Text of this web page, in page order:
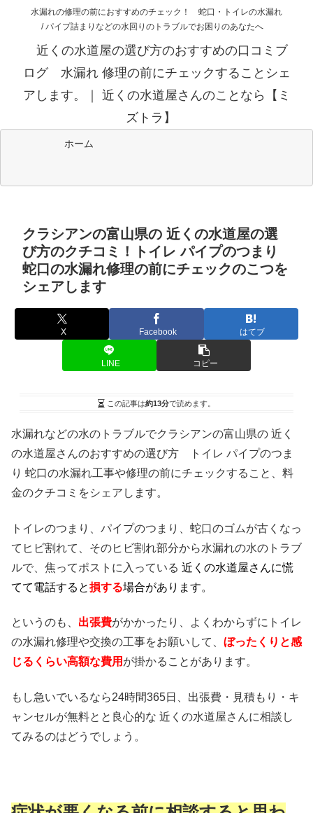
水漏れの修理の前におすすめのチェック！ 蛇口・トイレの水漏れ
/ パイプ詰まりなどの水回りのトラブルでお困りのあなたへ
近くの水道屋の選び方のおすすめの口コミブ
ログ 水漏れ 修理の前にチェックすることシェ
アします。｜ 近くの水道屋さんのことなら【ミ
ズトラ】
ホーム
クラシアンの富山県の 近くの水道屋の選
び方のクチコミ！トイレ パイプのつまり
蛇口の水漏れ修理の前にチェックのこつを
シェアします
X Facebook はてブ
LINE コピー
この記事は約13分で読めます。
水漏れなどの水のトラブルでクラシアンの富山県の 近く
の水道屋さんのおすすめの選び方 トイレ パイプのつま
り 蛇口の水漏れ工事や修理の前にチェックすること、料
金のクチコミをシェアします。
トイレのつまり、パイプのつまり、蛇口のゴムが古くなっ
てヒビ割れて、そのヒビ割れ部分から水漏れの水のトラブ
ルで、焦ってポストに入っている 近くの水道屋さんに慌
てて電話すると損する場合があります。
というのも、 出張費がかかったり、よくわからずにトイレ
の水漏れ修理や交換の工事をお願いして、 ぼったくりと感
じるくらい高額な費用 が掛かることがあります。
もし急いでいるなら24時間365日、出張費・見積もり・キ
ャンセルが無料とと良心的な 近くの水道屋さんに相談し
てみるのはどうでしょう。